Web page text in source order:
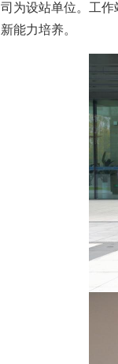
司为设站单位。工作
新能力培养。